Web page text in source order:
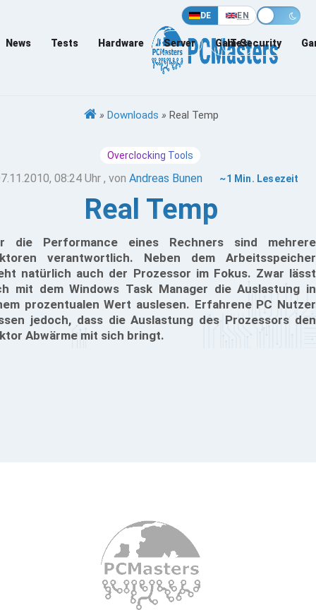
DE EN
News Tests Hardware Server Games
IT-Security
» Downloads » Real Temp
Overclocking Tools
08:24 Uhr , vonAndreas Bunen ~1 Min. Lesezeit
Real Temp
die Performance eines Rechners sind mehrere
verantwortlich. Neben dem Arbeitsspeicher
natürlich auch der Prozessor im Fokus. Zwar lässt
mit dem Windows Task Manager die Auslastung in
prozentualen Wert auslesen. Erfahrene PC Nutzer
jedoch, dass die Auslastung des Prozessors den
Abwärme mit sich bringt.